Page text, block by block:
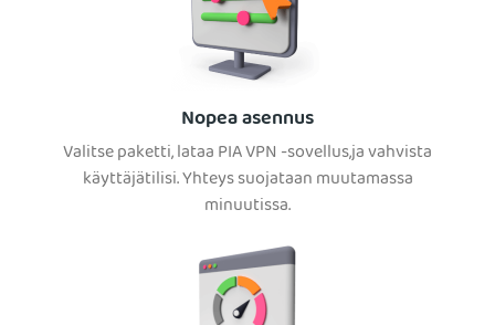
Nopea asennus
Valitse paketti, lataa PIA VPN -sovellus,ja vahvista
käyttäjätilisi. Yhteys suojataan muutamassa
minuutissa.